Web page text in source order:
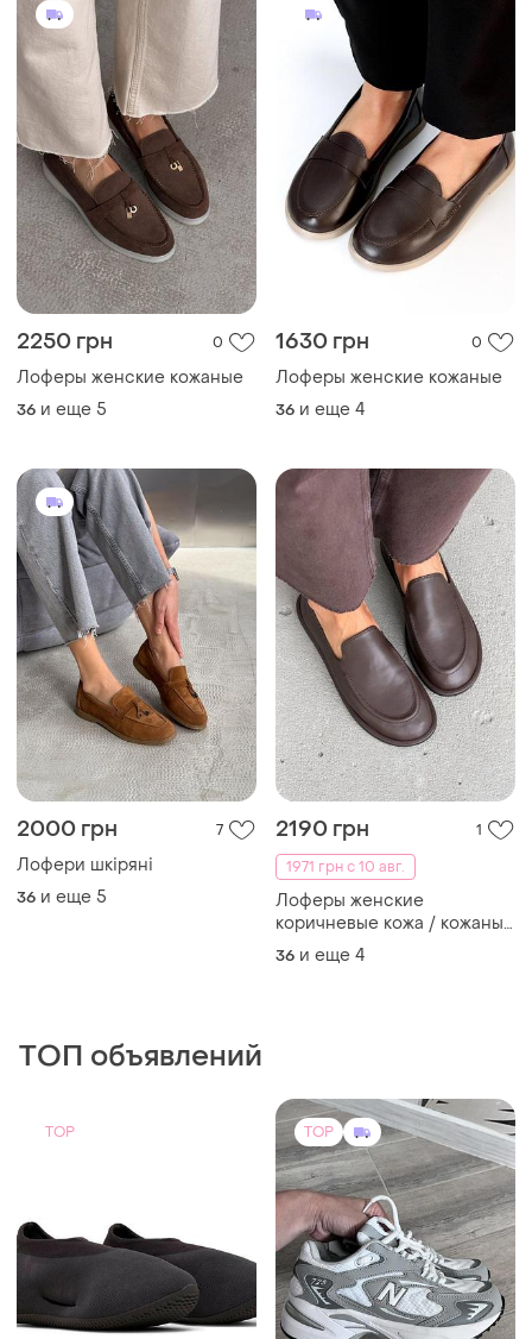
2250 грн 0
Лоферы женские кожаные
36 и еще 5
1630 грн 0
Лоферы женские кожаные
36 и еще 4
2000 грн 7
Лофери шкіряні
36 и еще 5
2190 грн
1
1971 грн с 10 авг.
Лоферы женские
коричневые кожа / кожаные
лоферы шоколадного цвета
/ лоферы шоколад /
36 и еще 4
ТОП объявлений
TOP TOP